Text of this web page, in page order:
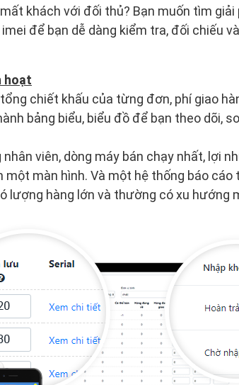
khách với đối thủ? Bạn muốn tìm
để bạn dễ dàng kiểm tra, đối chiếu
hoạt
chiết khấu của từng đơn, phí giao
bảng biểu, biểu đồ để bạn theo dõi,
viên, dòng máy bán chạy nhất, lợi
màn hình. Và một hệ thống báo cáo
lượng hàng lớn và thường có xu hướng